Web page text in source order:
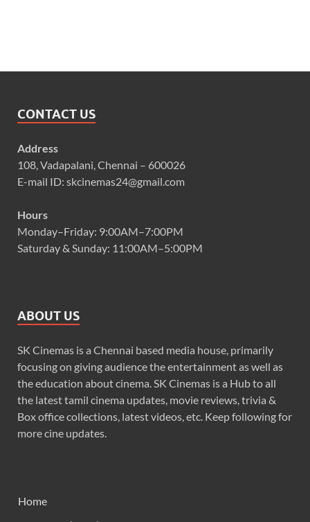
CONTACT US
Address
108, Vadapalani, Chennai – 600026
E-mail ID: skcinemas24@gmail.com
Hours
Monday–Friday: 9:00AM–7:00PM
Saturday & Sunday: 11:00AM–5:00PM
ABOUT US
SK Cinemas is a Chennai based media house, primarily
focusing on giving audience the entertainment as well as
the education about cinema. SK Cinemas is a Hub to all
the latest tamil cinema updates, movie reviews, trivia &
Box office collections, latest videos, etc. Keep following for
more cine updates.
Home